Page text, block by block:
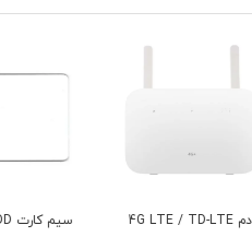
سیم کارت 4.5G/FDD